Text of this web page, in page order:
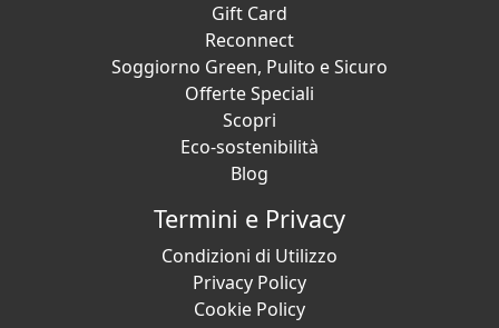
Gift Card
Reconnect
Soggiorno Green, Pulito e Sicuro
Offerte Speciali
Scopri
Eco-sostenibilità
Blog
Termini e Privacy
Condizioni di Utilizzo
Privacy Policy
Cookie Policy